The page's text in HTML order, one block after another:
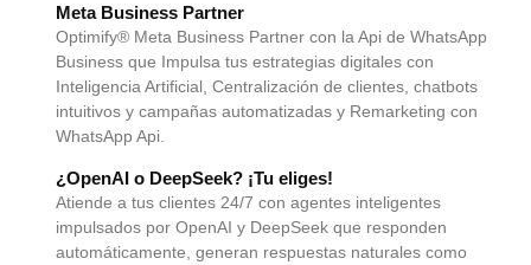
Meta Business Partner
Optimify® Meta Business Partner con la Api de WhatsApp
Business que Impulsa tus estrategias digitales con
Inteligencia Artificial, Centralización de clientes, chatbots
intuitivos y campañas automatizadas y Remarketing con
WhatsApp Api.
¿OpenAI o DeepSeek? ¡Tu eliges!
Atiende a tus clientes 24/7 con agentes inteligentes
impulsados por OpenAI y DeepSeek que responden
automáticamente, generan respuestas naturales como